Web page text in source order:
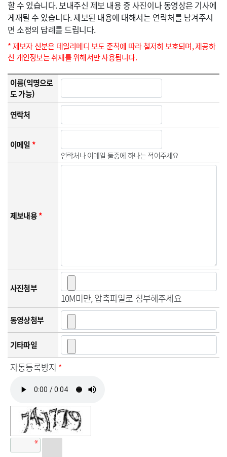
할 수 있습니다. 보내주신 제보 내용 중 사진이나 동영상은 기사에
게재될 수 있습니다. 제보된 내용에 대해서는 연락처를 남겨주시
면 소정의 답례를 드립니다.
* 제보자 신분은 데일리메디 보도 준칙에 따라 철저히 보호되며, 제공하
신 개인정보는 취재를 위해서만 사용됩니다.
이름(익명으로
도 가능)
연락처
이메일*
연락처나 이메일 둘중에 하나는 적어주세요
제보내용*
사진첨부
10M미만, 압축파일로 첨부해주세요
동영상첨부
기타파일
자동등록방지 *